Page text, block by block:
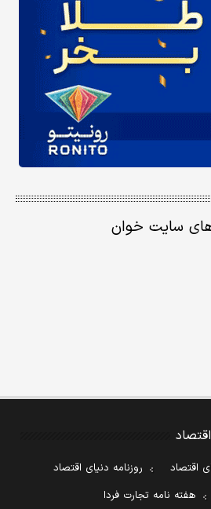
های سایت خوان
اقتصاد
روزنامه دنیای اقتصاد
هفته نامه تجارت فردا